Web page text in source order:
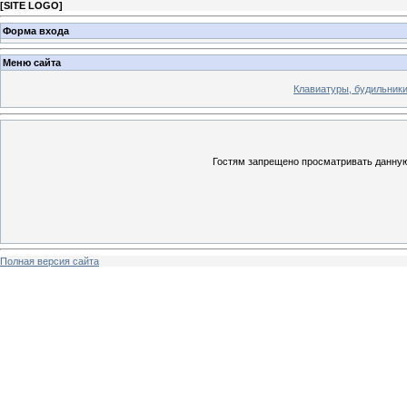
[SITE LOGO]
Форма входа
Меню сайта
Клавиатуры,
Гостям запрещено просматривать
Полная версия сайта